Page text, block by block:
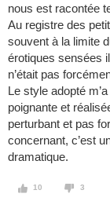
nous est racontée
Au registre des
souvent à la limite
érotiques sensées
n’était pas
Le style adopté
poignante et
perturbant et pas
concernant, c’est
dramatique.
10 3